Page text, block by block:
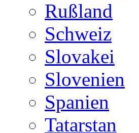
Rußland
Schweiz
Slovakei
Slovenien
Spanien
Tatarstan